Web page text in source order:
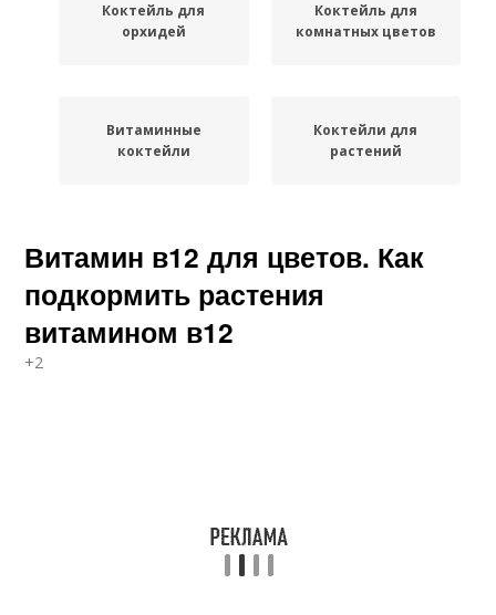
Коктейль для
орхидей
Коктейль для
комнатных цветов
Витаминные
коктейли
Коктейли для
растений
Витамин в12 для цветов. Как
подкормить растения
витамином в12
+2